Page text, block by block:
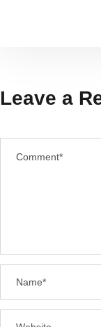
Leave a